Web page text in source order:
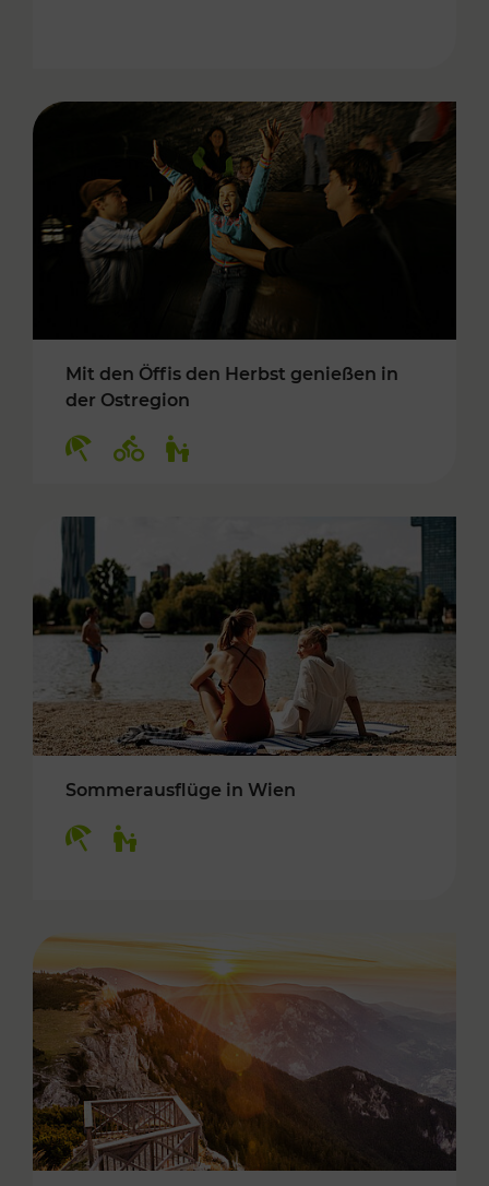
Mit den Öffis den Herbst genießen in
der Ostregion
Sommerausflüge in Wien